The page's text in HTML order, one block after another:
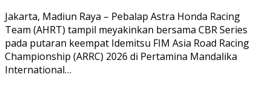
Jakarta, Madiun Raya – Pebalap Astra Honda Racing
Team (AHRT) tampil meyakinkan bersama CBR Series
pada putaran keempat Idemitsu FIM Asia Road Racing
Championship (ARRC) 2026 di Pertamina Mandalika
International…